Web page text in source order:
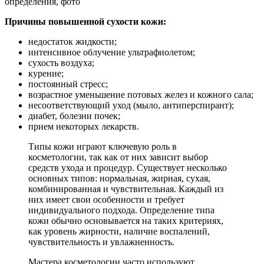
Причины повышенной сухости кожи:
недостаток жидкости;
интенсивное облучение ультрафиолетом;
сухость воздуха;
курение;
постоянный стресс;
возрастное уменьшение потовых желез и кожного сала;
несоответствующий уход (мыло, антиперспирант);
диабет, болезни почек;
прием некоторых лекарств.
Типы кожи играют ключевую роль в
косметологии, так как от них зависит выбор
средств ухода и процедур. Существует несколько
основных типов: нормальная, жирная, сухая,
комбинированная и чувствительная. Каждый из
них имеет свои особенности и требует
индивидуального подхода. Определение типа
кожи обычно основывается на таких критериях,
как уровень жирности, наличие воспалений,
чувствительность и увлажненность.
Мастера косметологии часто используют